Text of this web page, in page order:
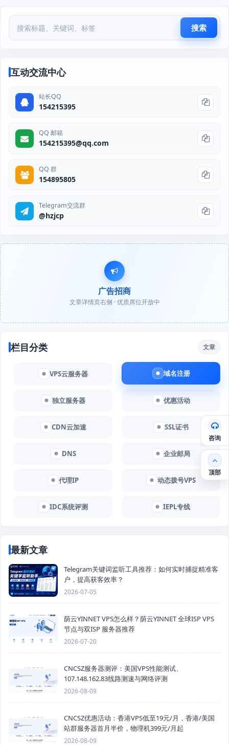
搜索
互动交流中心
站长QQ
154215395
QQ 邮箱
154215395@qq.com
QQ 群
154895805
Telegram交流群
@hzjcp
广告招商
文章详情页右侧 · 优质席位开放中
栏目分类 文章
VPS云服务器 域名注册
独立服务器 优惠活动
CDN云加速 SSL证书
DNS 企业邮局
代理IP 动态拨号VPS
IDC系统评测 IEPL专线
最新文章
Telegram关键词监听工具推荐：如何实时捕捉精准客
户，提高获客效率？
2026-07-05
荫云YINNET VPS怎么样？荫云YINNET 全球ISP VPS
节点与双ISP 服务器推荐
2026-07-20
CNCSZ服务器测评：美国VPS性能测试、
107.148.162.83线路测速与网络评测
2026-08-09
CNCSZ优惠活动：香港VPS低至19元/月，香港/美国
站群服务器首月半价，物理机399元/月起
2026-08-09
咨询
顶部